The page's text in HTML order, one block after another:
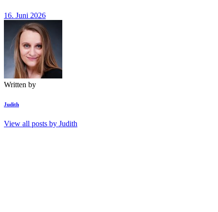
16. Juni 2026
Written by
Judith
View all posts by Judith